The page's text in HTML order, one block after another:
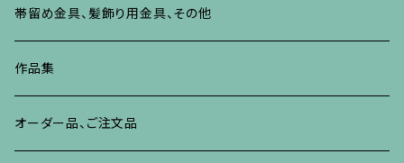
イヤリング・ピアス
ブレスレット、バングル、その他
リング
ブレスレット、バングル、その他
ネックレス、ペンダント
ブレスレット、その他
リング
イヤリング、ピアス
ネックレス、ペンダント
リング
ブローチ
イヤリング、ピアス
ネックレス、ペンダント
帯留め金具、髪飾り用金具、その他
作品集
オーダー品、ご注文品